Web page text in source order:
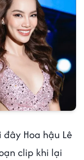
đây Hoa hậu Lê
clip khi lại